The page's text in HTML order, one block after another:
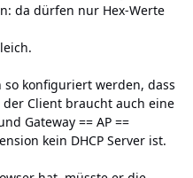
da dürfen nur Hex-Werte
konfiguriert werden, dass
Client braucht auch eine
Gateway == AP ==
kein DHCP Server ist.